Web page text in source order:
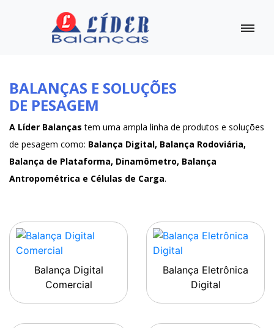
BALANÇAS E SOLUÇÕES
DE PESAGEM
A Líder Balanças tem uma ampla linha de produtos e soluções
de pesagem como: Balança Digital, Balança Rodoviária,
Balança de Plataforma, Dinamômetro, Balança
Antropométrica e Células de Carga.
Balança Digital
Comercial
Balança Eletrônica
Digital